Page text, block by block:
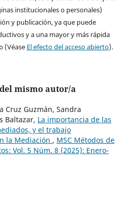
institucionales o personales)
y publicación, ya que puede
y a una mayor y más rápida
(Véase El efecto del acceso abierto).
mismo autor/a
Cruz Guzmán, Sandra
Baltazar, La importancia de las
y el trabajo
la Mediación , MSC Métodos de
Vol. 5 Núm. 8 (2025): Enero-